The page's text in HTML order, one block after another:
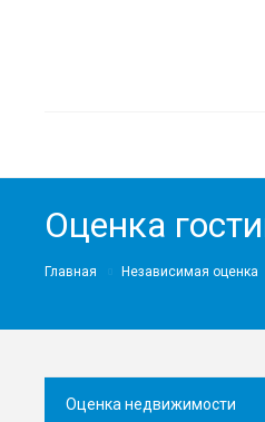
Оценка
Главная Независимая оценка
Оценка недвижимости